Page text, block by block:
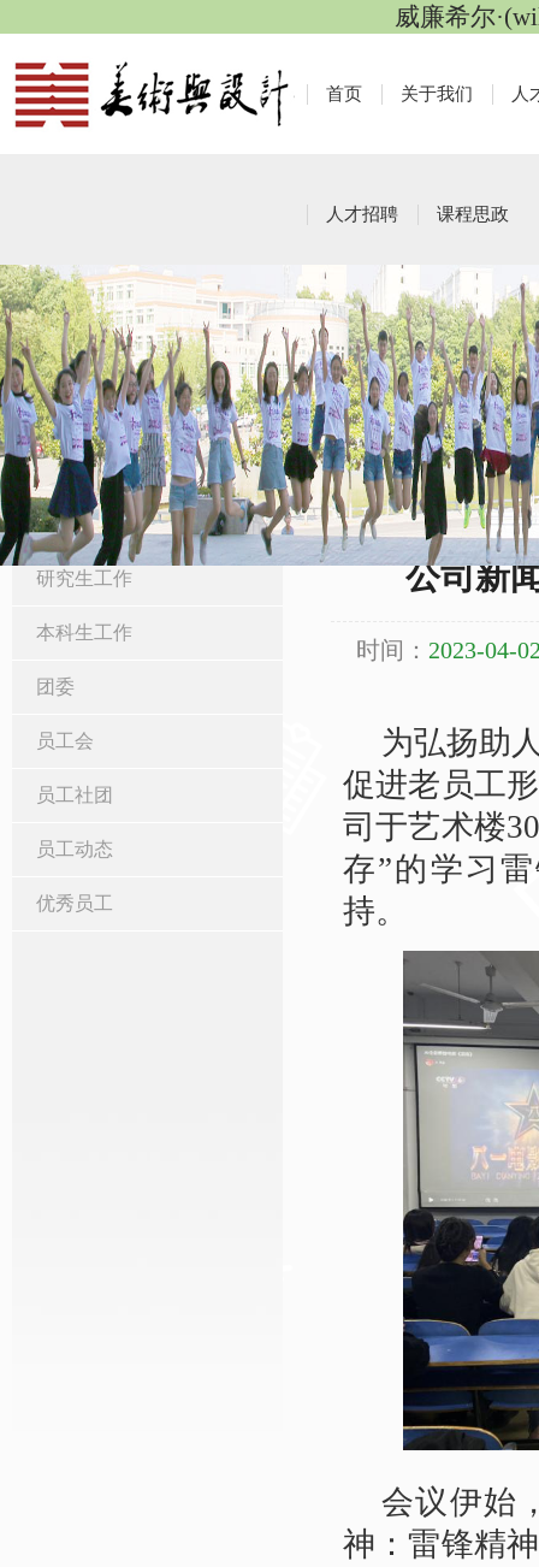
威廉希尔
首页 关于我们 人
人才招聘 课程思政
栏目导航
研究生工作
本科生工作
团委
员工会
员工社团
员工动态
优秀员工
员工会
公司新
时间： 2023-04-
为弘扬助
促进老员工
司于艺术楼
存”的学习
持。
会议伊始
神：雷锋精